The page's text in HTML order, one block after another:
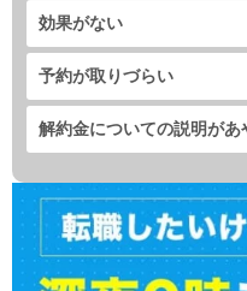
効果がない
予約が取りづらい
解約金についての説明があ